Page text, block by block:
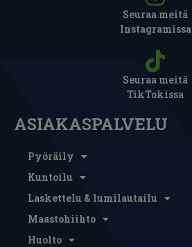
Seuraa meitä
Instagramissa
Seuraa meitä
TikTokissa
ASIAKASPALVELU
Pyöräily
Kuntoilu
Laskettelu & lumilautailu
Maastohiihto
Huolto